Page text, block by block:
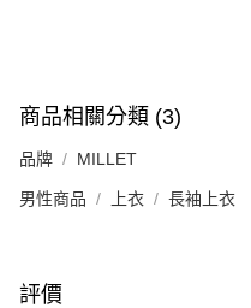
商品相關分類 (3)
品牌 MILLET
男性商品 上衣 長袖上衣
評價